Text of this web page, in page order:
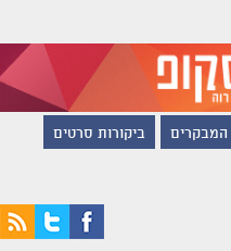
ביקורות סרטים